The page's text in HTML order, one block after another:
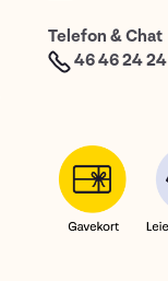
Telefon & Chat
46 46 24 24